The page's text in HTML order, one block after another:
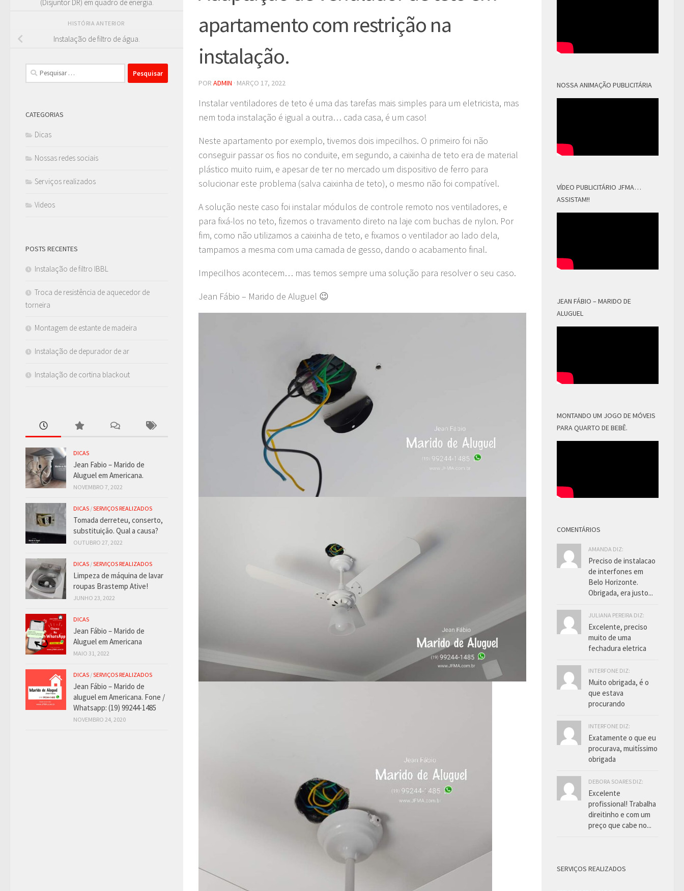
apartamento com restrição na
instalação.
POR ADMIN · MARÇO 17, 2022
Instalar ventiladores de teto é uma das tarefas mais simples para um eletricista, mas
nem toda instalação é igual a outra… cada casa, é um caso!
Neste apartamento por exemplo, tivemos dois impecilhos. O primeiro foi não
conseguir passar os fios no conduite, em segundo, a caixinha de teto era de material
plástico muito ruim, e apesar de ter no mercado um dispositivo de ferro para
solucionar este problema (salva caixinha de teto), o mesmo não foi compatível.
A solução neste caso foi instalar módulos de controle remoto nos ventiladores, e
para fixá-los no teto, fizemos o travamento direto na laje com buchas de nylon. Por
fim, como não utilizamos a caixinha de teto, e fixamos o ventilador ao lado dela,
tampamos a mesma com uma camada de gesso, dando o acabamento final.
Impecilhos acontecem… mas temos sempre uma solução para resolver o seu caso.
Jean Fábio – Marido de Aluguel 😉
(Disjuntor DR) em quadro de energia.
HISTÓRIA ANTERIOR
Instalação de filtro de água.
Pesquisar
por:
CATEGORIAS
Dicas
Nossas redes sociais
Serviços realizados
Videos
POSTS RECENTES
Instalação de filtro IBBL
Troca de resistência de aquecedor de
torneira
Montagem de estante de madeira
Instalação de depurador de ar
Instalação de cortina blackout
DICAS
Jean Fabio – Marido de
Aluguel em Americana.
NOVEMBRO 7, 2022
DICAS /SERVIÇOS REALIZADOS
Tomada derreteu, conserto,
substituição. Qual a causa?
OUTUBRO 27, 2022
DICAS /SERVIÇOS REALIZADOS
Limpeza de máquina de lavar
roupas Brastemp Ative!
JUNHO 23, 2022
DICAS
Jean Fábio – Marido de
Aluguel em Americana
MAIO 31, 2022
DICAS /SERVIÇOS REALIZADOS
Jean Fábio – Marido de
aluguel em Americana. Fone /
Whatsapp: (19) 99244-1485
NOVEMBRO 24, 2020
NOSSA ANIMAÇÃO PUBLICITÁRIA
VÍDEO PUBLICITÁRIO JFMA…
ASSISTAM!!
JEAN FÁBIO – MARIDO DE
ALUGUEL
MONTANDO UM JOGO DE MÓVEIS
PARA QUARTO DE BEBÊ.
COMENTÁRIOS
AMANDA DIZ:
Preciso de instalacao
de interfones em
Belo Horizonte.
Obrigada, era justo...
JULIANA PEREIRA DIZ:
Excelente, preciso
muito de uma
fechadura eletrica
INTERFONE DIZ:
Muito obrigada, é o
que estava
procurando
INTERFONE DIZ:
Exatamente o que eu
procurava, muitíssimo
obrigada
DEBORA SOARES DIZ:
Excelente
profissional! Trabalha
direitinho e com um
preço que cabe no...
SERVIÇOS REALIZADOS